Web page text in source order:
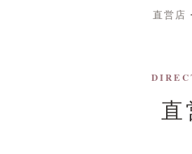
直営店
直